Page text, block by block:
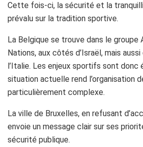
Cette fois-ci, la sécurité et la
prévalu sur la tradition sportive.
La Belgique se trouve dans le groupe
Nations, aux côtés d’Israël, mais
l’Italie. Les enjeux sportifs sont donc
situation actuelle rend l’organisation
particulièrement complexe.
La ville de Bruxelles, en refusant
envoie un message clair sur ses
sécurité publique.